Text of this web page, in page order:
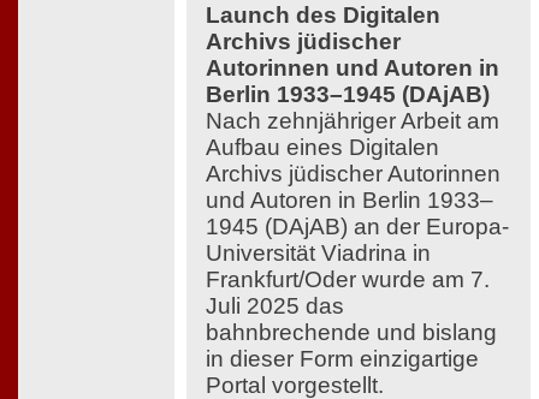
Launch des Digitalen
Archivs jüdischer
Autorinnen und Autoren in
Berlin 1933–1945 (DAjAB)
Nach zehnjähriger Arbeit am
Aufbau eines Digitalen
Archivs jüdischer Autorinnen
und Autoren in Berlin 1933–
1945 (DAjAB) an der Europa-
Universität Viadrina in
Frankfurt/Oder wurde am 7.
Juli 2025 das
bahnbrechende und bislang
in dieser Form einzigartige
Portal vorgestellt.